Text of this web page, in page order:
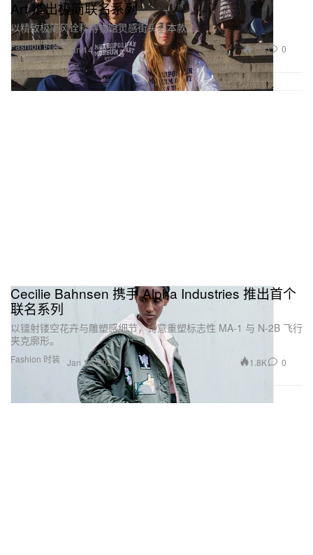
Fashion 时装
Art 推出极简联名系列
以精致极简风诠释博物馆灵感街头基本款。
Jan 14, 2026 717 0
Fashion 时装
Cecilie Bahnsen 携手 Alpha Industries 推出首个
联名系列
以镭射镂空花卉与雕塑感细节，诗意重塑标志性 MA‑1 与 N‑2B 飞行
夹克廓形。
Jan 14, 2026 1.8K 0